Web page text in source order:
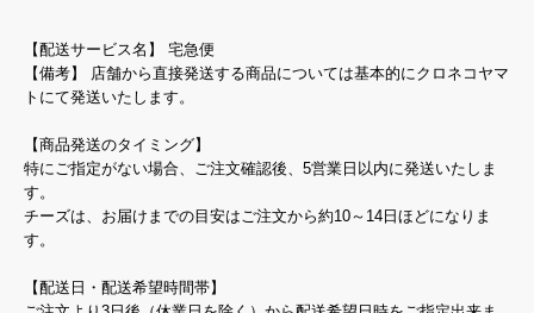
【配送サービス名】 宅急便
【備考】 店舗から直接発送する商品については基本的にクロネコヤマ
トにて発送いたします。
【商品発送のタイミング】
特にご指定がない場合、ご注文確認後、5営業日以内に発送いたしま
す。
チーズは、お届けまでの目安はご注文から約10～14日ほどになりま
す。
【配送日・配送希望時間帯】